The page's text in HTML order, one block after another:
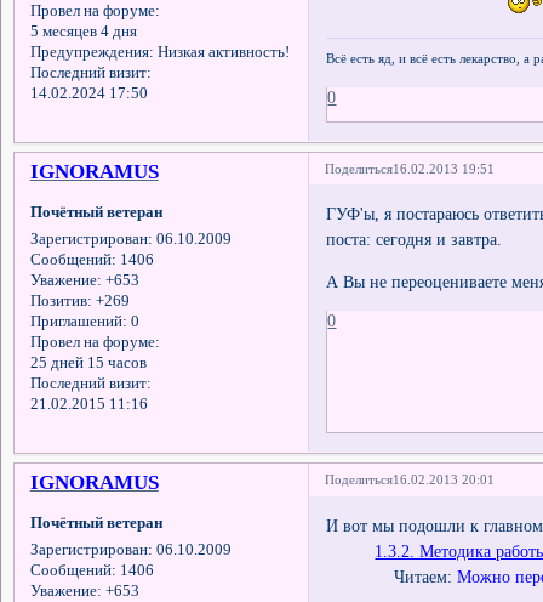
Провел на форуме:
5 месяцев 4 дня
Предупреждения: Низкая активность!
Последний визит:
14.02.2024 17:50
Всё есть яд, и всё есть лекарство,
0
Поделиться16.02.2013 19:51
IGNORAMUS
Почётный ветеран
Зарегистрирован: 06.10.2009
Сообщений: 1406
Уважение: +653
Позитив: +269
Приглашений: 0
Провел на форуме:
25 дней 15 часов
Последний визит:
21.02.2015 11:16
ГУФ'ы, я постараюсь
поста: сегодня и завтра.
А Вы не переоцениваете
0
Поделиться16.02.2013 20:01
IGNORAMUS
Почётный ветеран
Зарегистрирован: 06.10.2009
Сообщений: 1406
Уважение: +653
И вот мы подошли к
1.3.2. Методика
Читаем:Можно